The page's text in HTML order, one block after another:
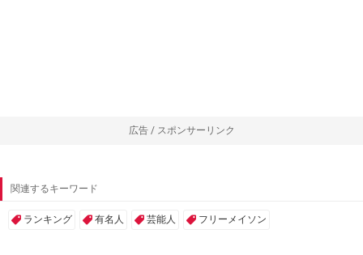
広告 / スポンサーリンク
関連するキーワード
ランキング 有名人 芸能人 フリーメイソン